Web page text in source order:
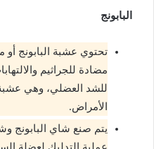
البابونج
تحتوي عشبة البابونج أو
مضادة للجراثيم
للشد العضلي، وهي
الأمراض.
يتم صنع شاي البابونج
عملية التدليك لعضلة